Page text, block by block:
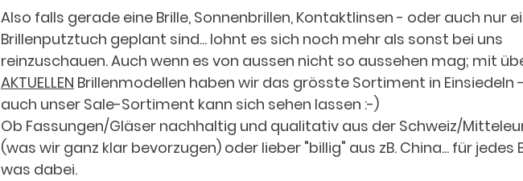
Also falls gerade eine Brille, Sonnenbrillen, Kontaktlinsen - oder auch nur
Brillenputztuch geplant sind... lohnt es sich noch mehr als sonst bei uns
reinzuschauen. Auch wenn es von aussen nicht so aussehen mag; mit
AKTUELLEN Brillenmodellen haben wir das grösste Sortiment in Einsiedeln
auch unser Sale-Sortiment kann sich sehen lassen :-)
Ob Fassungen/Gläser nachhaltig und qualitativ aus der Schweiz/
(was wir ganz klar bevorzugen) oder lieber "billig" aus zB. China... für jedes
was dabei.